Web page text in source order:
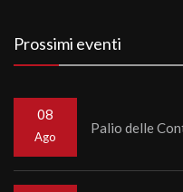
Prossimi eventi
08
Ago
Palio delle